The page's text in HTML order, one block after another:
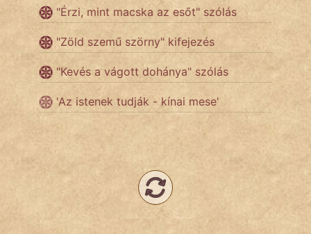
fantom
Hunor
Jób Gedeon
Láron Ádám
vörös ördög
NapHold
"Érzi, mint macska az esőt" szólás
"Zöld szemű szörny" kifejezés
"Kevés a vágott dohánya" szólás
'Az istenek tudják - kínai mese'